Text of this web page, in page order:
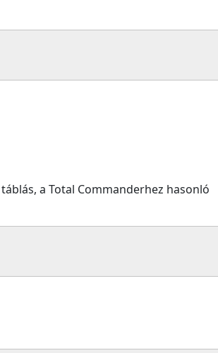
a Total Commanderhez hasonló